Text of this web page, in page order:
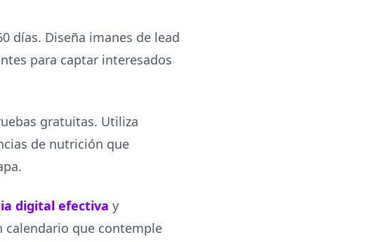
días. Diseña imanes de lead
para captar interesados
gratuitas. Utiliza
de nutrición que
digital efectiva y
calendario que contemple